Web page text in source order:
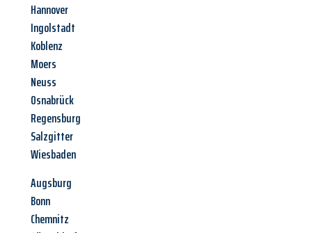
Hannover
Ingolstadt
Koblenz
Moers
Neuss
Osnabrück
Regensburg
Salzgitter
Wiesbaden
Augsburg
Bonn
Chemnitz